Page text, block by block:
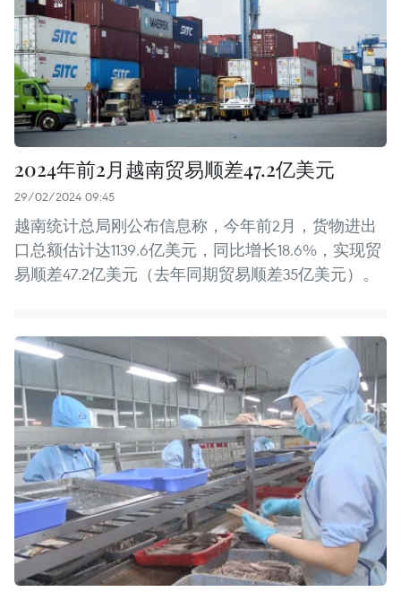
2024年前2月越南贸易顺差47.2亿美元
29/02/2024 09:45
越南统计总局刚公布信息称，今年前2月，货物进出
口总额估计达1139.6亿美元，同比增长18.6%，实现贸
易顺差47.2亿美元（去年同期贸易顺差35亿美元）。